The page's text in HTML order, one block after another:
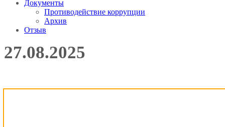
Документы
Противодействие коррупции
Архив
Отзыв
27.08.2025